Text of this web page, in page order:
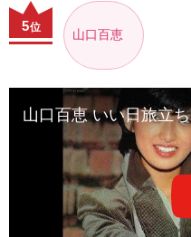
山口百恵
5位
山口百恵 いい日旅立ち